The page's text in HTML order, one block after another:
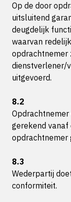
Op de door
uitsluitend
deugdelijk
waarvan
opdrachtnemer
dienstverlener/
uitgevoerd.
8.2
gerekend
opdrachtnemer
8.3
Wederpartij
conformiteit.